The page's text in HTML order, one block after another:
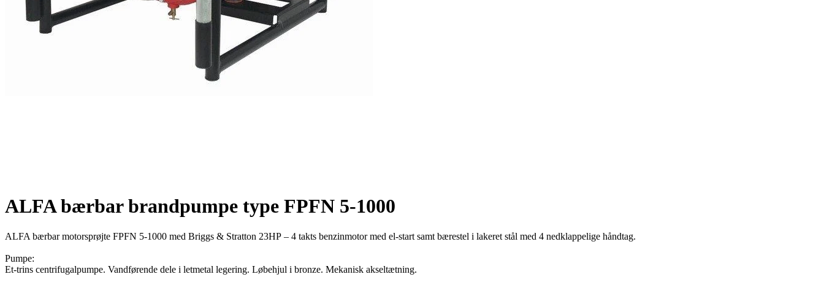
ALFA bærbar brandpumpe type FPFN 5-1000
ALFA bærbar motorsprøjte FPFN 5-1000 med Briggs & Stratton 23HP – 4 takts benzinmotormed el-start samt bærestel i lakeret stål med 4 nedklappelige håndtag.
Pumpe:
Et-trins centrifugalpumpe. Vandførende dele i letmetal legering. Løbehjul i bronze. Mekanisk akseltætning.